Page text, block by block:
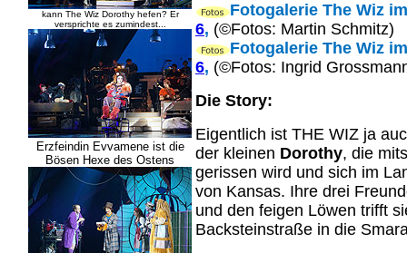
kann The Wiz Dorothy hefen? Er
versprichte es zumindest...
Erzfeindin Evvamene ist die
Bösen Hexe des Ostens
Fotogalerie The Wiz
6, (©Fotos: Martin Schmitz)
Fotogalerie The Wiz
6, (©Fotos: Ingrid
Die Story:
Eigentlich ist THE WIZ ja
der kleinen Dorothy, die
gerissen wird und sich im
von Kansas. Ihre drei
und den feigen Löwen trifft
Backsteinstraße in die